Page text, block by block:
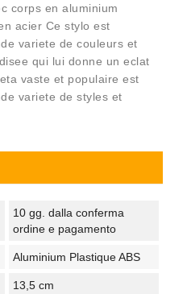
corps en aluminium
acier Ce stylo est
variete de couleurs et
qui lui donne un eclat
vaste et populaire est
variete de styles et
10 gg. dalla conferma
ordine e pagamento
Aluminium Plastique ABS
13,5 cm